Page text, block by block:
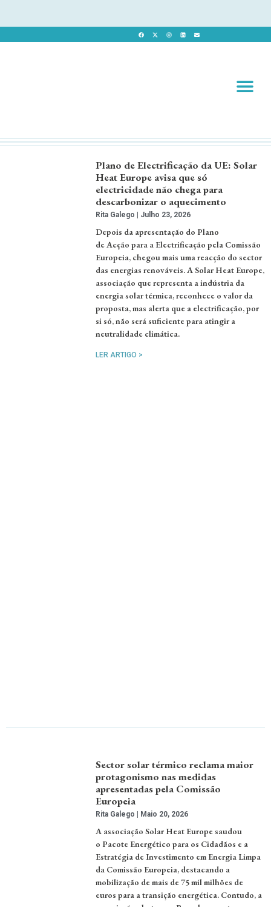
Plano de Electrificação da UE: Solar
Heat Europe avisa que só
electricidade não chega para
descarbonizar o aquecimento
Rita Galego Julho 23, 2026
Depois da apresentação do Plano
de Acção para a Electrificação pela Comissão
Europeia, chegou mais uma reacção do sector
das energias renováveis. A Solar Heat Europe,
associação que representa a indústria da
energia solar térmica, reconhece o valor da
proposta, mas alerta que a electrificação, por
si só, não será suficiente para atingir a
neutralidade climática.
LER ARTIGO >
Sector solar térmico reclama maior
protagonismo nas medidas
apresentadas pela Comissão
Europeia
Rita Galego Maio 20, 2026
A associação Solar Heat Europe saudou
o Pacote Energético para os Cidadãos e a
Estratégia de Investimento em Energia Limpa
da Comissão Europeia, destacando a
mobilização de mais de 75 mil milhões de
euros para a transição energética. Contudo, a